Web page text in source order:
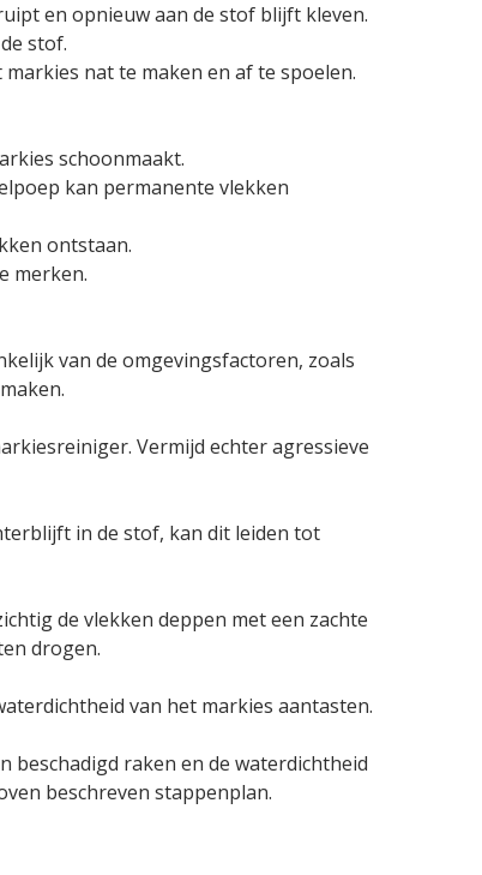
en opnieuw aan de stof blijft kleven.
stof.
nat te maken en af te spoelen.
schoonmaakt.
kan permanente vlekken
ontstaan.
merken.
van de omgevingsfactoren, zoals
Vermijd echter agressieve
in de stof, kan dit leiden tot
de vlekken deppen met een zachte
drogen.
van het markies aantasten.
beschadigd raken en de waterdichtheid
beschreven stappenplan.